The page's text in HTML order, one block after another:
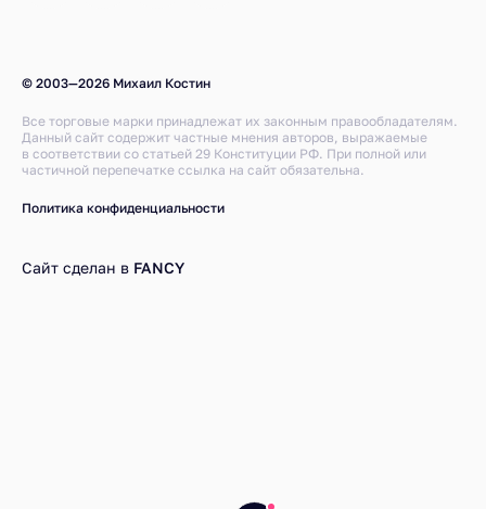
© 2003—2026 Михаил Костин
Все торговые марки принадлежат их законным правообладателям.
Данный сайт содержит частные мнения авторов, выражаемые
в соответствии со статьей 29 Конституции РФ. При полной или
частичной перепечатке ссылка на сайт обязательна.
Политика конфиденциальности
Сайт сделан в FANCY